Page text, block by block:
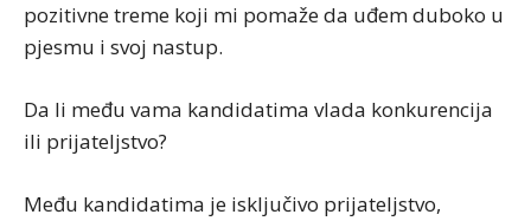
pozitivne treme koji mi pomaže da uđem duboko u
pjesmu i svoj nastup.
Da li među vama kandidatima vlada konkurencija
ili prijateljstvo?
Među kandidatima je isključivo prijateljstvo,